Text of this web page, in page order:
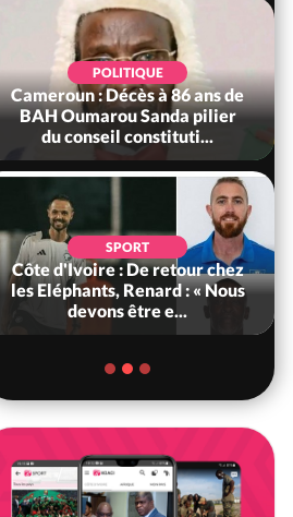
POLITIQUE
Cameroun : Décès à 86 ans de
BAH Oumarou Sanda pilier
du conseil constituti...
SPORT
Côte d'Ivoire : De retour chez
les Eléphants, Renard : « Nous
devons être e...